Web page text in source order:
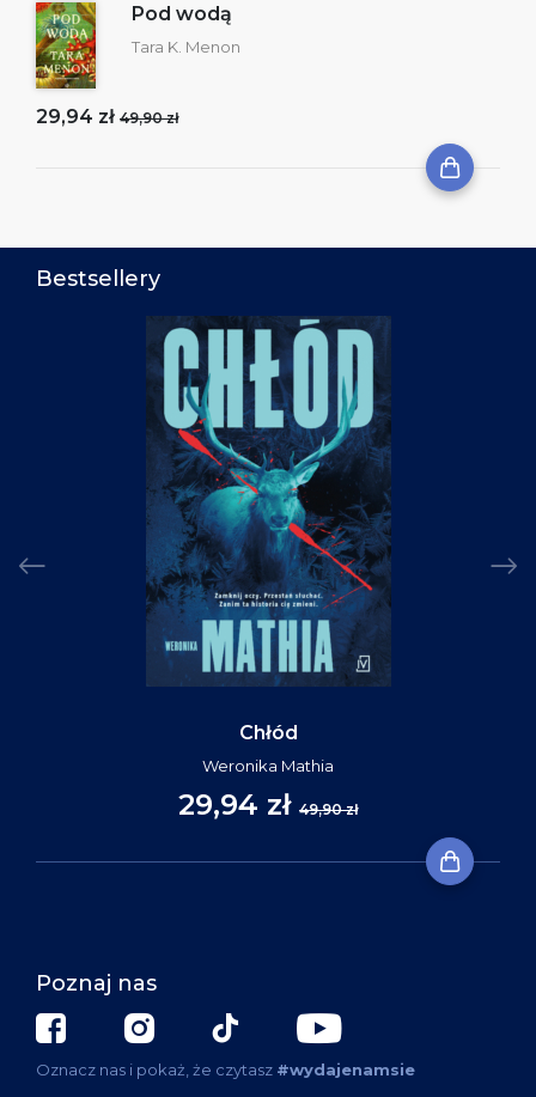
Pod wodą
Tara K. Menon
29,94 zł 49,90 zł
Bestsellery
Chłód
Weronika Mathia
29,94 zł 49,90 zł
Poznaj nas
Oznacz nas i pokaż, że czytasz #wydajenamsie